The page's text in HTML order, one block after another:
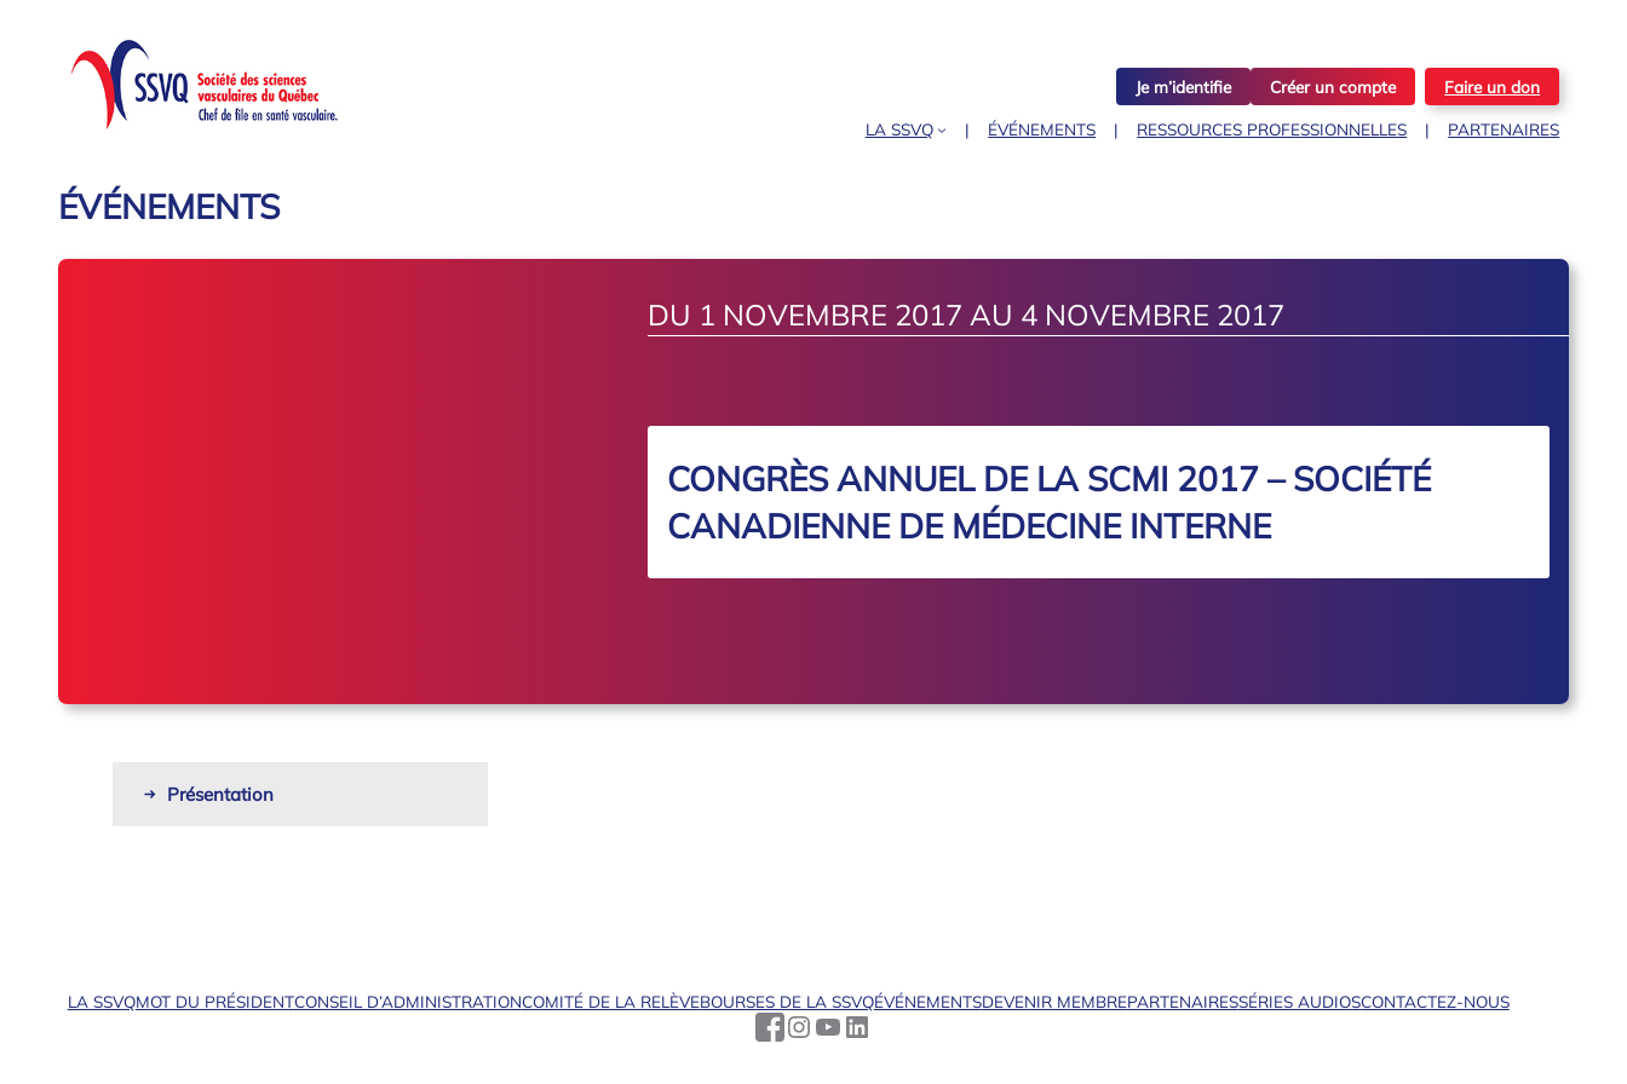
Je m’identifie Créer un compte Faire un don
LA SSVQ ÉVÉNEMENTS RESSOURCES PROFESSIONNELLES PARTENAIRES
ÉVÉNEMENTS
DU 1 NOVEMBRE 2017 AU 4 NOVEMBRE 2017
CONGRÈS ANNUEL DE LA SCMI 2017 – SOCIÉTÉ
CANADIENNE DE MÉDECINE INTERNE
Présentation
LA SSVQMOT DU PRÉSIDENTCONSEIL D’ADMINISTRATIONCOMITÉ DE LA RELÈVEBOURSES DE LA SSVQÉVÉNEMENTSDEVENIR MEMBREPARTENAIRESSÉRIES AUDIOSCONTACTEZ-NOUS